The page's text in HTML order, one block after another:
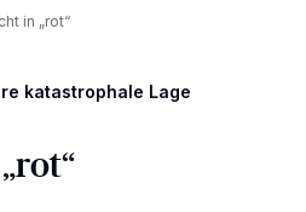
in „rot“
katastrophale Lage